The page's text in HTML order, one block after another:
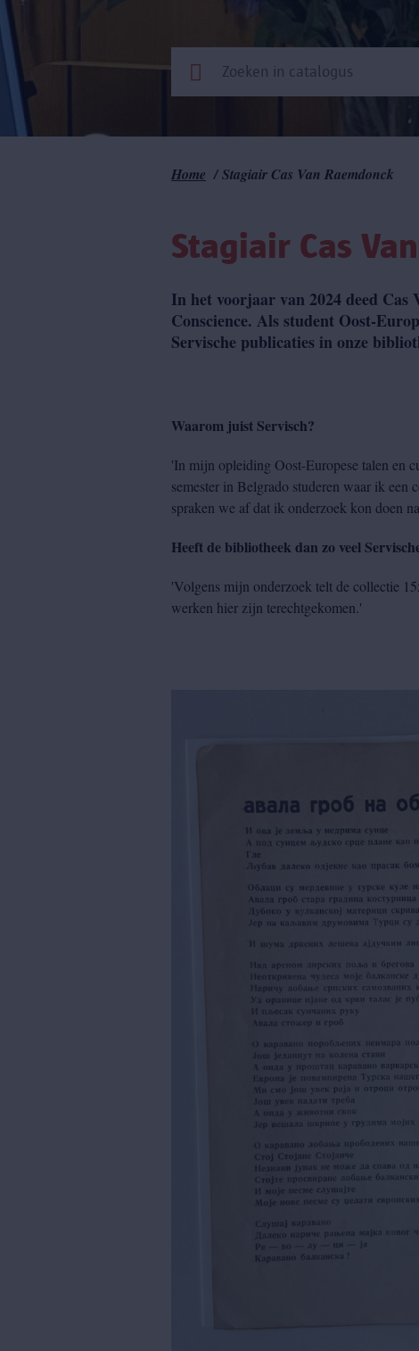
Kruimelpad
Home Stagiair Cas Van Raemdonck
Stagiair Cas
In het voorjaar van 2024 deed
Conscience. Als student Oost-
Servische publicaties in onze
Waarom juist Servisch?
'In mijn opleiding Oost-Europese talen en
semester in Belgrado studeren waar ik
spraken we af dat ik onderzoek kon doen
Heeft de bibliotheek dan zo veel
'Volgens mijn onderzoek telt de collectie
werken hier zijn terechtgekomen.'